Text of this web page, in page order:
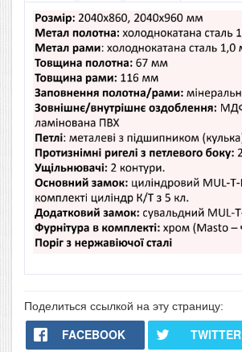
Поделиться ссылкой на эту страницу:
FACEBOOK TWITTER